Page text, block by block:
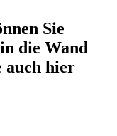
Sie
die Wand
auch hier